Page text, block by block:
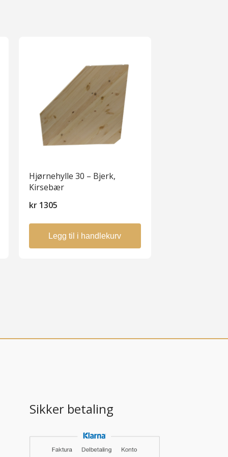
Hjørnehylle 30 – Bjerk,
Kirsebær
kr1305
Legg til i handlekurv
Sikker betaling